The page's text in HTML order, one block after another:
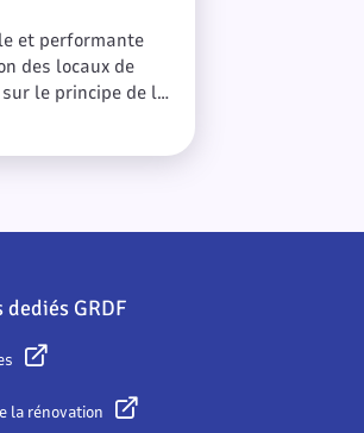
et performante
des locaux de
le principe de la
dediés GRDF
la rénovation